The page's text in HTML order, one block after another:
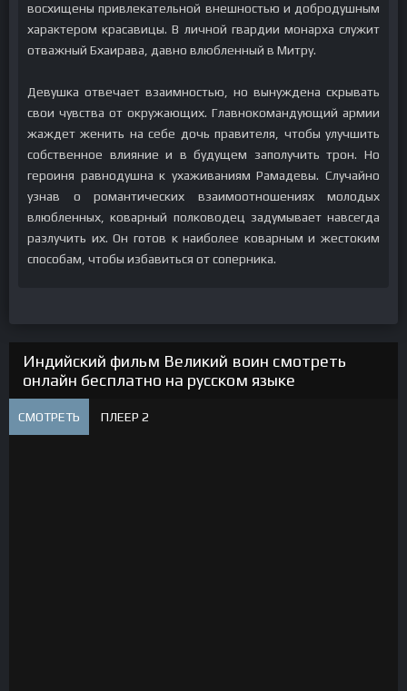
восхищены привлекательной внешностью и добродушным
характером красавицы. В личной гвардии монарха служит
отважный Бхаирава, давно влюбленный в Митру.
Девушка отвечает взаимностью, но вынуждена скрывать
свои чувства от окружающих. Главнокомандующий армии
жаждет женить на себе дочь правителя, чтобы улучшить
собственное влияние и в будущем заполучить трон. Но
героиня равнодушна к ухаживаниям Рамадевы. Случайно
узнав о романтических взаимоотношениях молодых
влюбленных, коварный полководец задумывает навсегда
разлучить их. Он готов к наиболее коварным и жестоким
способам, чтобы избавиться от соперника.
Индийский фильм Великий воин смотреть
онлайн бесплатно на русском языке
СМОТРЕТЬ ПЛЕЕР 2